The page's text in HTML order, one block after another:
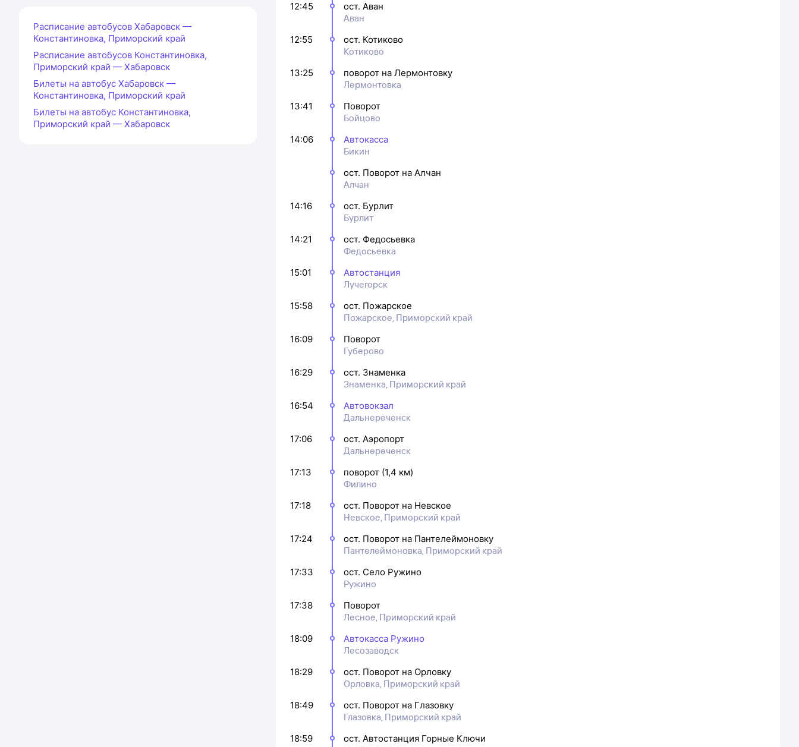
12:45
ост. Аван
Аван
12:55
ост. Котиково
Котиково
13:25
поворот на Лермонтовку
Лермонтовка
13:41
Поворот
Бойцово
14:06
Автокасса
Бикин
ост. Поворот на Алчан
Алчан
14:16
ост. Бурлит
Бурлит
14:21
ост. Федосьевка
Федосьевка
15:01
Автостанция
Лучегорск
15:58
ост. Пожарское
Пожарское, Приморский край
16:09
Поворот
Губерово
16:29
ост. Знаменка
Знаменка, Приморский край
16:54
Автовокзал
Дальнереченск
17:06
ост. Аэропорт
Дальнереченск
17:13
поворот (1,4 км)
Филино
17:18
ост. Поворот на Невское
Невское, Приморский край
17:24
ост. Поворот на Пантелеймоновку
Пантелеймоновка, Приморский край
17:33
ост. Село Ружино
Ружино
17:38
Поворот
Лесное, Приморский край
18:09
Автокасса Ружино
Лесозаводск
18:29
ост. Поворот на Орловку
Орловка, Приморский край
18:49
ост. Поворот на Глазовку
Глазовка, Приморский край
18:59
ост. Автостанция Горные Ключи
Расписание автобусов Хабаровск —
Константиновка, Приморский край
Расписание автобусов Константиновка,
Приморский край — Хабаровск
Билеты на автобус Хабаровск —
Константиновка, Приморский край
Билеты на автобус Константиновка,
Приморский край — Хабаровск